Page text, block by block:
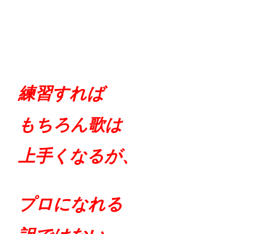
練習すれば
もちろん歌は
上手くなるが、
プロになれる